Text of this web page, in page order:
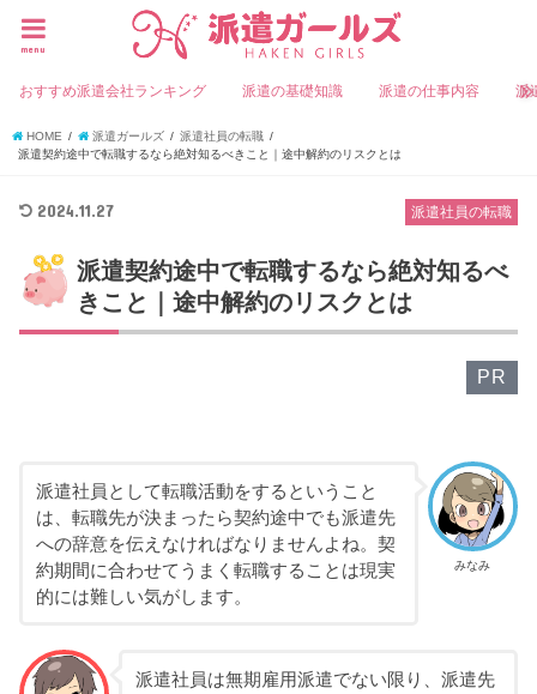
menu
おすすめ派遣会社ランキング 派遣の基礎知識 派遣の仕事内容 派
HOME 派遣ガールズ
派遣社員の転職
派遣契約途中で転職するなら絶対知るべきこと｜途中解約のリスクとは
派遣社員の転職
2024.11.27
派遣契約途中で転職するなら絶対知るべ
きこと｜途中解約のリスクとは
PR
みなみ
派遣社員として転職活動をするということ
は、転職先が決まったら契約途中でも派遣先
への辞意を伝えなければなりませんよね。契
約期間に合わせてうまく転職することは現実
的には難しい気がします。
派遣社員は無期雇用派遣でない限り、派遣先